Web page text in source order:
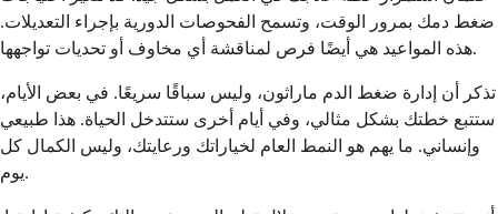
ضغط دمك بمرور الوقت، وتسمح الفحوصات الدورية بإجراء التعديلات.
هذه المواعيد هي أيضًا فرص لمناقشة أي مخاوف أو تحديات تواجهها.
تذكر أن إدارة ضغط الدم ماراثون، وليس سباقًا سريعًا. في بعض الأيام،
ستتبع خطتك بشكل مثالي، وفي أيام أخرى ستتدخل الحياة. هذا طبيعي
وإنساني. ما يهم هو النمط العام لخياراتك ورعايتك، وليس الكمال كل
يوم.